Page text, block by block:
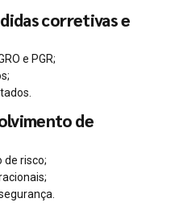
corretivas e
e PGR;
de
de risco;